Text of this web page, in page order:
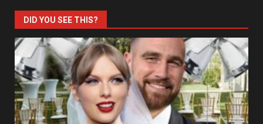
DID YOU SEE THIS?